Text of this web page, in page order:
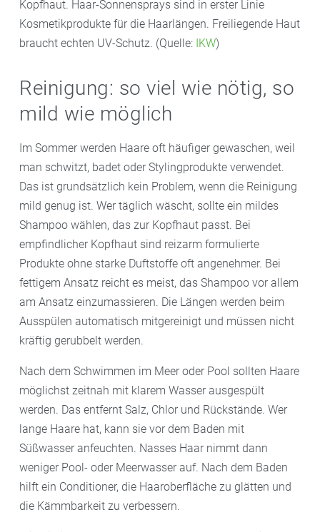
Kopfhaut. Haar-Sonnensprays sind in erster Linie
Kosmetikprodukte für die Haarlängen. Freiliegende Haut
braucht echten UV-Schutz. (Quelle: IKW)
Reinigung: so viel wie nötig, so
mild wie möglich
Im Sommer werden Haare oft häufiger gewaschen, weil
man schwitzt, badet oder Stylingprodukte verwendet.
Das ist grundsätzlich kein Problem, wenn die Reinigung
mild genug ist. Wer täglich wäscht, sollte ein mildes
Shampoo wählen, das zur Kopfhaut passt. Bei
empfindlicher Kopfhaut sind reizarm formulierte
Produkte ohne starke Duftstoffe oft angenehmer. Bei
fettigem Ansatz reicht es meist, das Shampoo vor allem
am Ansatz einzumassieren. Die Längen werden beim
Ausspülen automatisch mitgereinigt und müssen nicht
kräftig gerubbelt werden.
Nach dem Schwimmen im Meer oder Pool sollten Haare
möglichst zeitnah mit klarem Wasser ausgespült
werden. Das entfernt Salz, Chlor und Rückstände. Wer
lange Haare hat, kann sie vor dem Baden mit
Süßwasser anfeuchten. Nasses Haar nimmt dann
weniger Pool- oder Meerwasser auf. Nach dem Baden
hilft ein Conditioner, die Haaroberfläche zu glätten und
die Kämmbarkeit zu verbessern.